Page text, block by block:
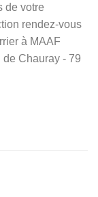
de votre
rendez-vous
à MAAF
Chauray - 79